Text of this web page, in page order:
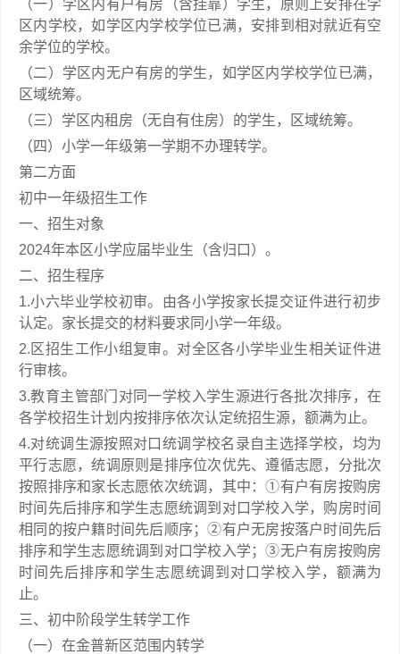
（一）学区内有户有房（含挂靠）学生，原则上安排在学
区内学校，如学区内学校学位已满，安排到相对就近有空
余学位的学校。
（二）学区内无户有房的学生，如学区内学校学位已满，
区域统筹。
（三）学区内租房（无自有住房）的学生，区域统筹。
（四）小学一年级第一学期不办理转学。
第二方面
初中一年级招生工作
一、招生对象
2024年本区小学应届毕业生（含归口）。
二、招生程序
1.小六毕业学校初审。由各小学按家长提交证件进行初步
认定。家长提交的材料要求同小学一年级。
2.区招生工作小组复审。对全区各小学毕业生相关证件进
行审核。
3.教育主管部门对同一学校入学生源进行各批次排序，在
各学校招生计划内按排序依次认定统招生源，额满为止。
4.对统调生源按照对口统调学校名录自主选择学校，均为
平行志愿，统调原则是排序位次优先、遵循志愿，分批次
按照排序和家长志愿依次统调，其中：①有户有房按购房
时间先后排序和学生志愿统调到对口学校入学，购房时间
相同的按户籍时间先后顺序；②有户无房按落户时间先后
排序和学生志愿统调到对口学校入学；③无户有房按购房
时间先后排序和学生志愿统调到对口学校入学，额满为
止。
三、初中阶段学生转学工作
（一）在金普新区范围内转学